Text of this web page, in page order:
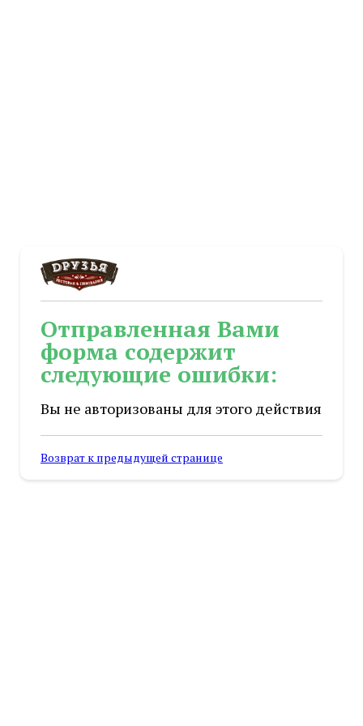
Отправленная Вами
форма содержит
следующие ошибки:
Вы не авторизованы для этого действия
Возврат к предыдущей странице